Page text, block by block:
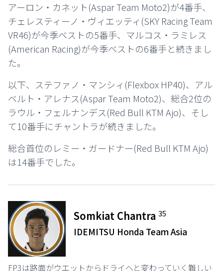
アーロン・カネット(Aspar Team Moto2)が4番手、
チェレスティーノ・ヴィエッティ(SKY Racing Team
VR46)が今季ベストの5番手、マルコス・ラミレス
(American Racing)が今季ベストの6番手と続きまし
た。
以下、ステファノ・マンシィ(Flexbox HP40)、アル
ベルト・アレナス(Aspar Team Moto2)、総合2位の
ラウル・フェルナンデス(Red Bull KTM Ajo)、そし
て10番手にチャントラが続きました。
総合首位のレミー・ガードナー(Red Bull KTM Ajo)
は14番手でした。
Somkiat Chantra35
IDEMITSU Honda Team Asia
FP3は路面がウエットからドライへと変わっていく難しい